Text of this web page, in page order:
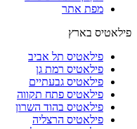
מפת אתר
פילאטיס בארץ
פילאטיס תל אביב
פילאטיס רמת גן
פילאטיס גבעתיים
פילאטיס פתח תקווה
פילאטיס בהוד השרון
פילאטיס הרצליה